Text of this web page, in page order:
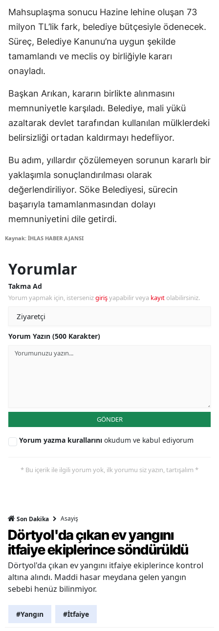
Mahsuplaşma sonucu Hazine lehine oluşan 73
milyon TL’lik fark, belediye bütçesiyle ödenecek.
Süreç, Belediye Kanunu’na uygun şekilde
tamamlandı ve meclis oy birliğiyle kararı
onayladı.
Başkan Arıkan, kararın birlikte alınmasını
memnuniyetle karşıladı. Belediye, mali yükü
azaltarak devlet tarafından kullanılan mülklerdeki
belirsizliği ortadan kaldırmayı hedefliyor.
Bu adım, yıllardır çözülemeyen sorunun kararlı bir
yaklaşımla sonuçlandırılması olarak
değerlendiriliyor. Söke Belediyesi, sürecin
başarıyla tamamlanmasından dolayı
memnuniyetini dile getirdi.
Kaynak: İHLAS HABER AJANSI
Yorumlar
Takma Ad
Yorum yapmak için, istersenizgirişyapabilir veya kayıt olabilirsiniz.
Yorum Yazın (500 Karakter)
GÖNDER
Yorum yazma kurallarını okudum ve kabul ediyorum
* Bu içerik ile ilgili yorum yok, ilk yorumu siz yazın, tartışalım *
Son Dakika Asayiş
Dörtyol'da çıkan ev yangını
itfaiye ekiplerince söndürüldü
Dörtyol'da çıkan ev yangını itfaiye ekiplerince kontrol
altına alındı. Maddi hasar meydana gelen yangın
sebebi henüz bilinmiyor.
#Yangın #İtfaiye